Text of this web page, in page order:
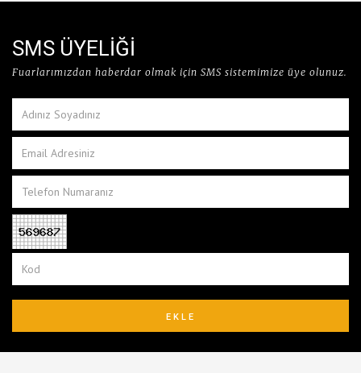
SMS ÜYELİĞİ
Fuarlarımızdan haberdar olmak için SMS sistemimize üye olunuz.